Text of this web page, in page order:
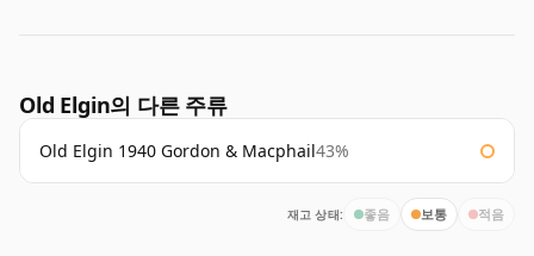
Old Elgin의 다른 주류
Old Elgin 1940 Gordon & Macphail43%
재고 상태: 좋음 보통 적음